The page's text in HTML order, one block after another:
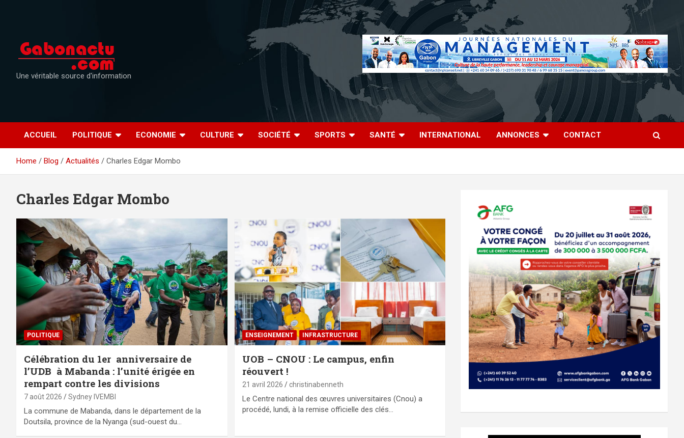
Une véritable source d'information
ACCUEIL POLITIQUE ECONOMIE CULTURE SOCIÉTÉ SPORTS SANTÉ INTERNATIONAL ANNONCES CONTACT
Home Blog Actualités Charles Edgar Mombo
Charles Edgar Mombo
POLITIQUE
Célébration du 1er anniversaire de
l’UDB à Mabanda : l’unité érigée en
rempart contre les divisions
7 août 2026 Sydney IVEMBI
La commune de Mabanda, dans le département de la
Doutsila, province de la Nyanga (sud-ouest du…
ENSEIGNEMENT ⁠INFRASTRUCTURE
UOB – CNOU : Le campus, enfin
réouvert !
21 avril 2026 christinabenneth
Le Centre national des œuvres universitaires (Cnou) a
procédé, lundi, à la remise officielle des clés…